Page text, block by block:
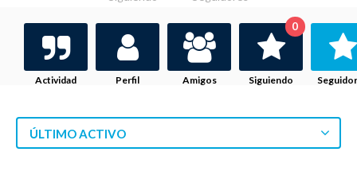
Actividad Perfil Amigos Siguiendo
0
ÚLTIMO ACTIVO